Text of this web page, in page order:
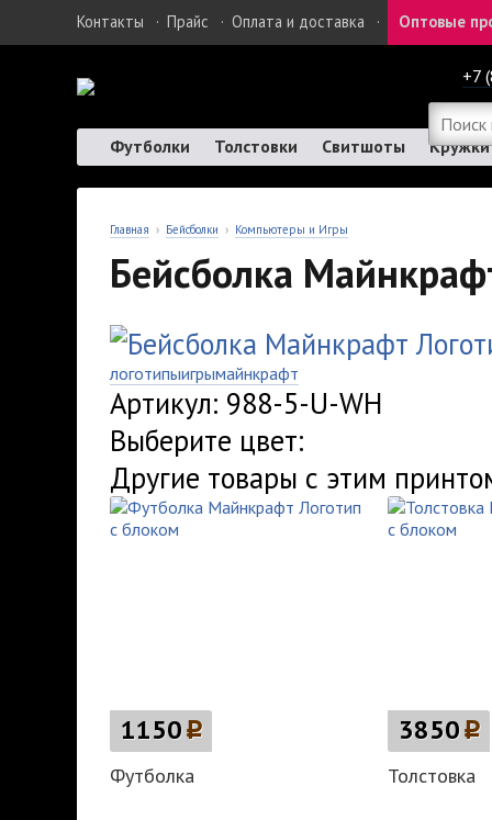
Контакты · Прайс · Оплата и доставка · Оптовые
+7
Футболки Толстовки Свитшоты Кружки
Главная › Бейсболки › Компьютеры и Игры
Бейсболка
логотипыигрымайнкрафт
Артикул: 988-5-U-WH
Выберите цвет:
Другие товары с этим
1150p
Футболка
3850p
Толстовка